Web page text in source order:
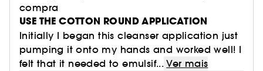
compra
USE THE COTTON ROUND APPLICATION
Initially I began this cleanser application just
pumping it onto my hands and worked well! I
felt that it needed to emulsif... Ver mais